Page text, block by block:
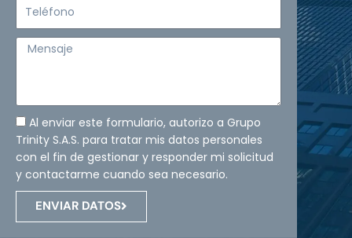
Mensaje
Al enviar este formulario, autorizo a Grupo
Trinity S.A.S. para tratar mis datos personales
con el fin de gestionar y responder mi solicitud
y contactarme cuando sea necesario.
ENVIAR DATOS